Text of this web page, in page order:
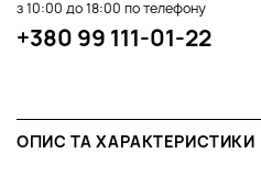
з 10:00 до 18:00 по телефону
+380 99 111-01-22
ОПИС ТА ХАРАКТЕРИСТИКИ